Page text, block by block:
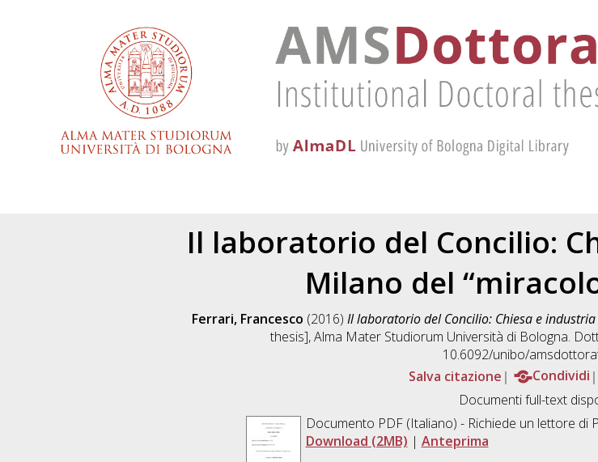
Il laboratorio del Concilio:
Milano del
Ferrari, Francesco (2016) Il laboratorio del Concilio: Chiesa e
thesis], Alma Mater Studiorum Università di Bologna.
10.6092/unibo/
Salva citazione
Condividi
Documenti full-text
Documento PDF(Italiano) - Richiede un lettore di
Download (2MB) | Anteprima